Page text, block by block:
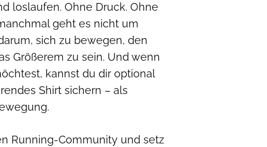
loslaufen. Ohne Druck. Ohne
geht es nicht um
sich zu bewegen, den
Größerem zu sein. Und wenn
kannst du dir optional
Shirt sichern – als
Running-Community und setz